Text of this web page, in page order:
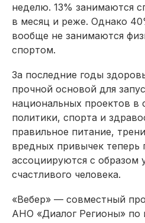
неделю. 13% занимаются
в месяц и реже. Однако
вообще не занимаются
спортом.
За последние годы
прочной основой для
национальных проектов в
политики, спорта и
правильное питание,
вредных привычек теперь
ассоциируются с образом
счастливого человека.
«Вебер» — совместный
АНО «Диалог Регионы» по